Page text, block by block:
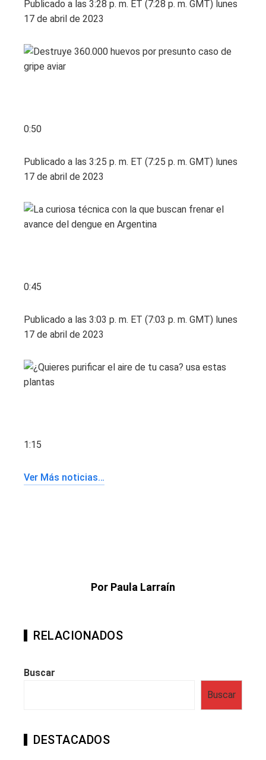
Publicado a las 3:28 p. m. ET (7:28 p. m. GMT) lunes
17 de abril de 2023
0:50
Publicado a las 3:25 p. m. ET (7:25 p. m. GMT) lunes
17 de abril de 2023
0:45
Publicado a las 3:03 p. m. ET (7:03 p. m. GMT) lunes
17 de abril de 2023
1:15
Ver Más noticias…
Por Paula Larraín
RELACIONADOS
Buscar
Buscar
DESTACADOS